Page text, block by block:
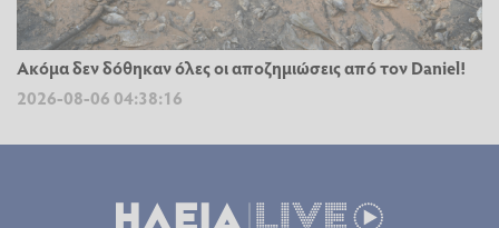
Ακόμα δεν δόθηκαν όλες οι αποζημιώσεις από τον Daniel!
2026-08-06 04:38:16